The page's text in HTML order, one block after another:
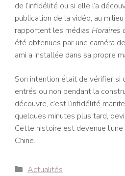
de l’infidélité ou si elle l’a
publication de la vidéo, au
rapportent les médias Horaires
été obtenues par une caméra
ami a installée dans sa propre
Son intention était de vérifier si
entrés ou non pendant la
découvre, c’est l’infidélité
quelques minutes plus tard,
Cette histoire est devenue
Chine.
Catégories
Actualités